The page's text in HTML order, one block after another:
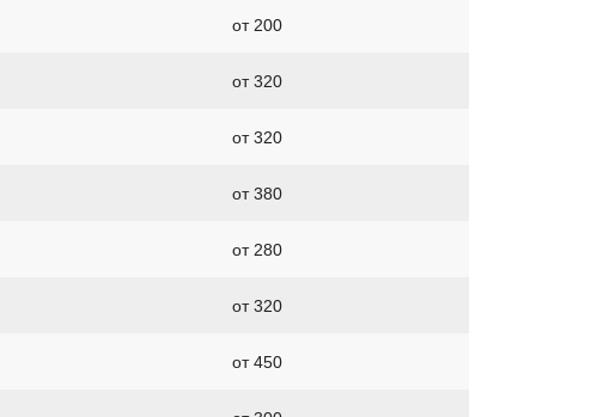
от 200
от 320
от 320
от 380
от 280
от 320
от 450